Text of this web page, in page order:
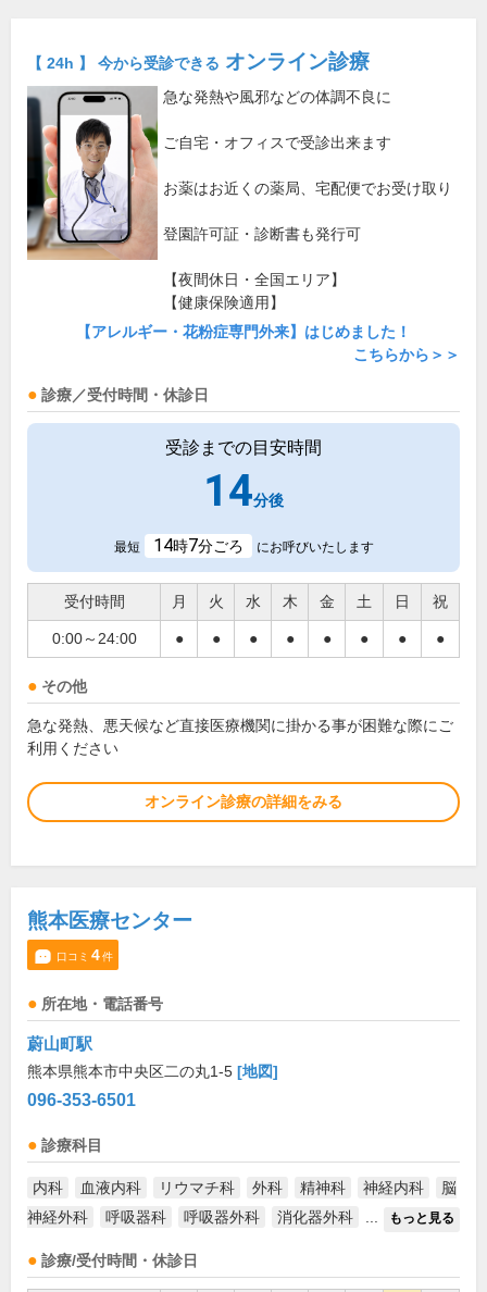
【 24h 】 今から受診できる オンライン診療
急な発熱や風邪などの体調不良に
ご自宅・オフィスで受診出来ます
お薬はお近くの薬局、宅配便でお受け取り
登園許可証・診断書も発行可
【夜間休日・全国エリア】
【健康保険適用】
【アレルギー・花粉症専門外来】はじめました！
こちらから＞＞
診療／受付時間・休診日
受診までの目安時間
14分後
最短 14時7分ごろ にお呼びいたします
受付時間 月 火 水 木 金 土 日 祝
0:00～24:00 ● ● ● ● ● ● ● ●
その他
急な発熱、悪天候など直接医療機関に掛かる事が困難な際にご
利用ください
オンライン診療の詳細をみる
熊本医療センター
口コミ 4件
所在地・電話番号
蔚山町駅
熊本県熊本市中央区二の丸1-5 [地図]
096-353-6501
診療科目
内科 血液内科 リウマチ科 外科 精神科 神経内科
脳
神経外科
呼吸器科 呼吸器外科 消化器外科 もっと見る
診療/受付時間・休診日